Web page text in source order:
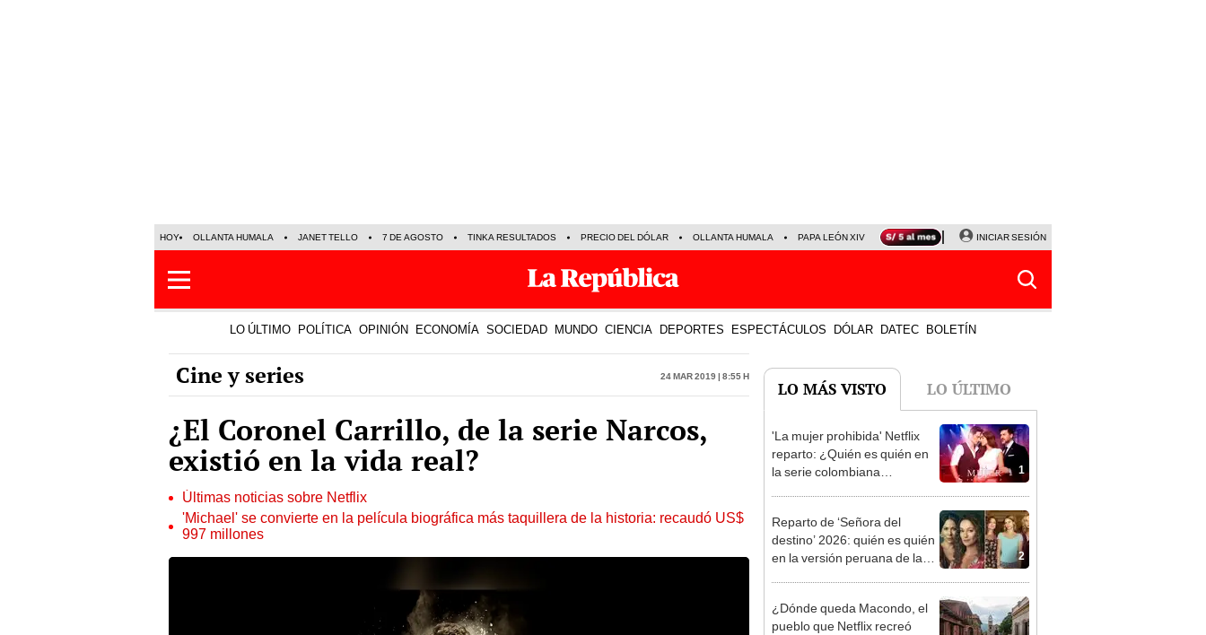
HOY OLLANTA HUMALA JANET TELLO 7 DE AGOSTO TINKA RESULTADOS PRECIO DEL DÓLAR OLLANTA HUMALA PAPA LEÓN XIV NALDY SALDAÑA LA BELLA LUZ
INICIAR SESIÓN
LO ÚLTIMO POLÍTICA OPINIÓN ECONOMÍA SOCIEDAD MUNDO CIENCIA DEPORTES ESPECTÁCULOS DÓLAR DATEC BOLETÍN
Cine y series 24 Mar 2019 | 8:55 h
¿El Coronel Carrillo, de la serie Narcos,
existió en la vida real?
Últimas noticias sobre Netflix
'Michael' se convierte en la película biográfica más taquillera de la historia: recaudó US$
997 millones
LO MÁS VISTO LO ÚLTIMO
1
'La mujer prohibida' Netflix
reparto: ¿Quién es quién en
la serie colombiana
2
Reparto de ‘Señora del
destino’ 2026: quién es quién
en la versión peruana de la
¿Dónde queda Macondo, el
pueblo que Netflix recreó